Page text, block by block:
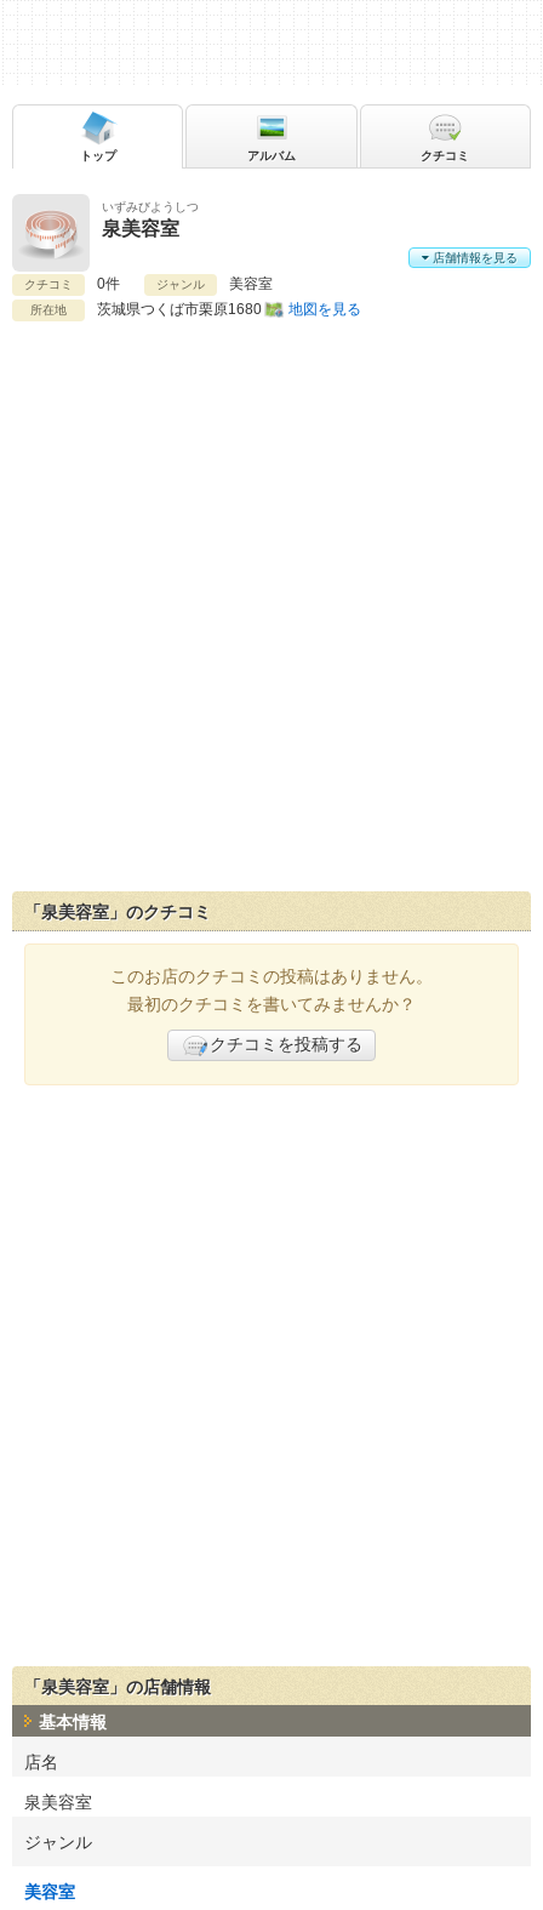
いずみびようしつ
泉美容室
クチコミ 0件 ジャンル 美容室
所在地 茨城県つくば市栗原1680 地図を見る
店舗情報を見る
トップ アルバム クチコミ
「泉美容室」のクチコミ
このお店のクチコミの投稿はありません。
最初のクチコミを書いてみませんか？
クチコミを投稿する
「泉美容室」の店舗情報
基本情報
店名
泉美容室
ジャンル
美容室